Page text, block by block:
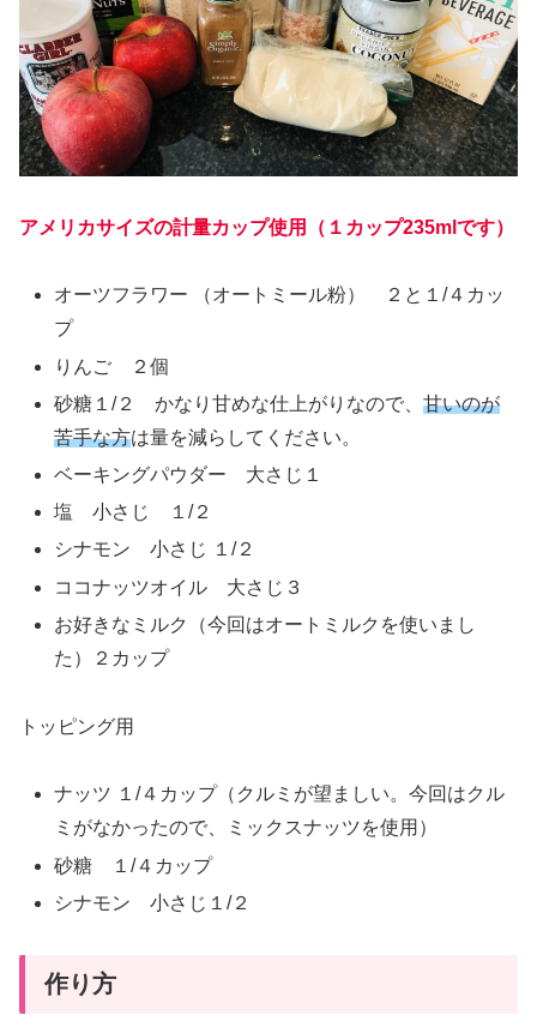
アメリカサイズの計量カップ使用（１カップ235mlです）
オーツフラワー （オートミール粉） ２と１/４カッ
プ
りんご ２個
砂糖１/２ かなり甘めな仕上がりなので、甘いのが
苦手な方は量を減らしてください。
ベーキングパウダー 大さじ１
塩 小さじ １/２
シナモン 小さじ １/２
ココナッツオイル 大さじ３
お好きなミルク（今回はオートミルクを使いまし
た）２カップ
トッピング用
ナッツ １/４カップ（クルミが望ましい。今回はクル
ミがなかったので、ミックスナッツを使用）
砂糖 １/４カップ
シナモン 小さじ１/２
作り方